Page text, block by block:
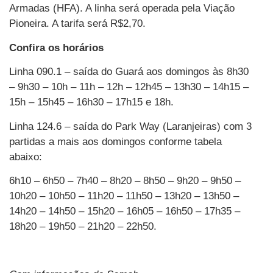
Armadas (HFA). A linha será operada pela Viação
Pioneira. A tarifa será R$2,70.
Confira os horários
Linha 090.1 – saída do Guará aos domingos às 8h30
– 9h30 – 10h – 11h – 12h – 12h45 – 13h30 – 14h15 –
15h – 15h45 – 16h30 – 17h15 e 18h.
Linha 124.6 – saída do Park Way (Laranjeiras) com 3
partidas a mais aos domingos conforme tabela
abaixo:
6h10 – 6h50 – 7h40 – 8h20 – 8h50 – 9h20 – 9h50 –
10h20 – 10h50 – 11h20 – 11h50 – 13h20 – 13h50 –
14h20 – 14h50 – 15h20 – 16h05 – 16h50 – 17h35 –
18h20 – 19h50 – 21h20 – 22h50.